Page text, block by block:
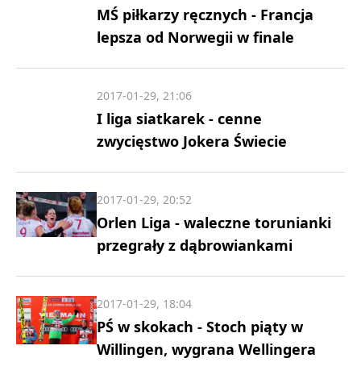
MŚ piłkarzy ręcznych - Francja
lepsza od Norwegii w finale
I liga siatkarek - cenne
zwycięstwo Jokera Świecie
2017-01-29, 21:06
Orlen Liga - waleczne torunianki
przegrały z dąbrowiankami
2017-01-29, 20:52
PŚ w skokach - Stoch piąty w
Willingen, wygrana Wellingera
2017-01-29, 18:04